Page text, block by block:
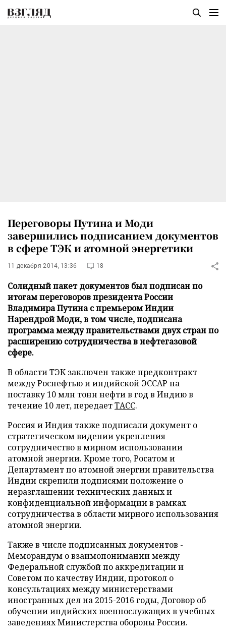
Переговоры Путина и Моди
завершились подписанием документов
в сфере ТЭК и атомной энергетики
11 декабря 2014, 13:36 18
Солидный пакет документов был подписан по
итогам переговоров президента России
Владимира Путина с премьером Индии
Нарендрой Моди, в том числе, подписана
программа между правительствами двух стран по
расширению сотрудничества в нефтегазовой
сфере.
В области ТЭК заключен также предконтракт
между Роснефтью и индийской ЭССАР на
поставку 10 млн тонн нефти в год в Индию в
течение 10 лет, передаетТАСС.
Россия и Индия также подписали документ о
стратегическом видении укрепления
сотрудничество в мирном использовании
атомной энергии. Кроме того, Росатом и
Департамент по атомной энергии правительства
Индии скрепили подписями положение о
неразглашении технических данных и
конфиденциальной информации в рамках
сотрудничества в области мирного использования
атомной энергии.
Также в числе подписанных документов -
Меморандум о взаимопонимании между
Федеральной службой по аккредитации и
Советом по качеству Индии, протокол о
консультациях между министерствами
иностранных дел на 2015-2016 годы, Договор об
обучении индийских военнослужащих в учебных
заведениях Министерства обороны России.